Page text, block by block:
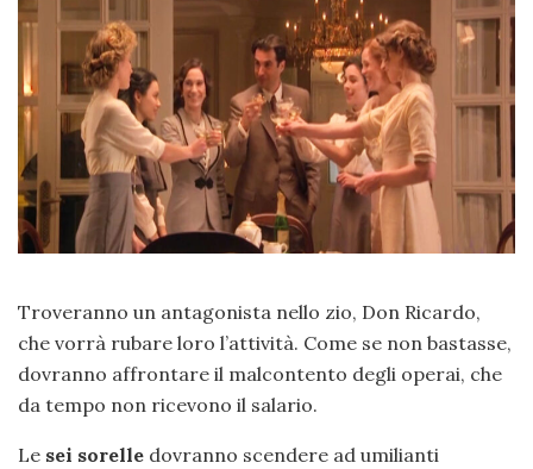
Troveranno un antagonista nello zio, Don Ricardo,
che vorrà rubare loro l’attività. Come se non bastasse,
dovranno affrontare il malcontento degli operai, che
da tempo non ricevono il salario.
Le sei sorelle dovranno scendere ad umilianti